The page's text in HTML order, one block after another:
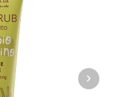
›